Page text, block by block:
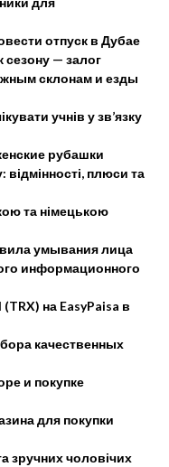
отпуск в Дубае
— залог
склонам и езды
учнів у зв’язку
рубашки
відмінності, плюси та
та німецькою
умывания лица
информационного
на EasyPaisa в
качественных
и покупке
для покупки
зручних чоловічих